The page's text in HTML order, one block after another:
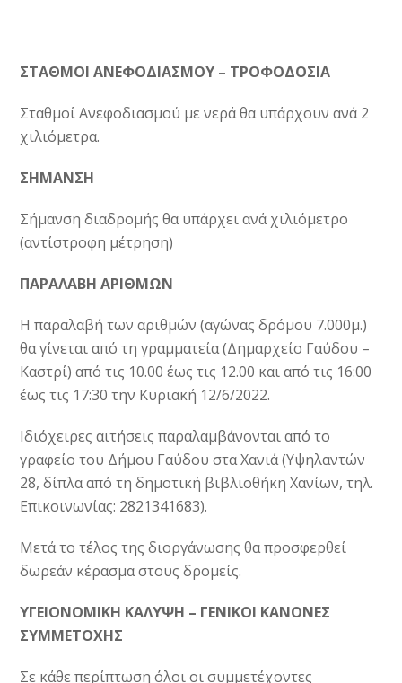
ΣΤΑΘΜΟΙ ΑΝΕΦΟΔΙΑΣΜΟΥ – ΤΡΟΦΟΔΟΣΙΑ
Σταθμοί Ανεφοδιασμού με νερά θα υπάρχουν ανά 2
χιλιόμετρα.
ΣΗΜΑΝΣΗ
Σήμανση διαδρομής θα υπάρχει ανά χιλιόμετρο
(αντίστροφη μέτρηση)
ΠΑΡΑΛΑΒΗ ΑΡΙΘΜΩΝ
Η παραλαβή των αριθμών (αγώνας δρόμου 7.000μ.)
θα γίνεται από τη γραμματεία (Δημαρχείο Γαύδου –
Καστρί) από τις 10.00 έως τις 12.00 και από τις 16:00
έως τις 17:30 την Κυριακή 12/6/2022.
Ιδιόχειρες αιτήσεις παραλαμβάνονται από το
γραφείο του Δήμου Γαύδου στα Χανιά (Υψηλαντών
28, δίπλα από τη δημοτική βιβλιοθήκη Χανίων, τηλ.
Επικοινωνίας: 2821341683).
Μετά το τέλος της διοργάνωσης θα προσφερθεί
δωρεάν κέρασμα στους δρομείς.
ΥΓΕΙΟΝΟΜΙΚΗ ΚΑΛΥΨΗ – ΓΕΝΙΚΟΙ ΚΑΝΟΝΕΣ
ΣΥΜΜΕΤΟΧΗΣ
Σε κάθε περίπτωση όλοι οι συμμετέχοντες